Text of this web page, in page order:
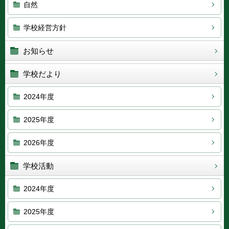
自然
学校経営方針
お知らせ
学校だより
2024年度
2025年度
2026年度
学校活動
2024年度
2025年度